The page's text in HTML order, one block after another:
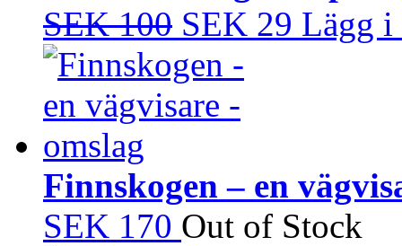
SEK 100 SEK 29 Lägg i
Finnskogen – en
SEK 170 Out of Stock